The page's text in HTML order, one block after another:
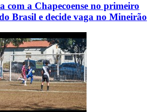
com a Chapecoense no primeiro
Brasil e decide vaga no Mineirão